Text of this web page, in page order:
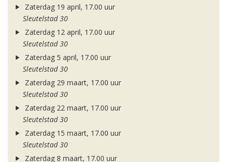
Zaterdag 19 april, 17.00 uur
Sleutelstad 30
Zaterdag 12 april, 17.00 uur
Sleutelstad 30
Zaterdag 5 april, 17.00 uur
Sleutelstad 30
Zaterdag 29 maart, 17.00 uur
Sleutelstad 30
Zaterdag 22 maart, 17.00 uur
Sleutelstad 30
Zaterdag 15 maart, 17.00 uur
Sleutelstad 30
Zaterdag 8 maart, 17.00 uur